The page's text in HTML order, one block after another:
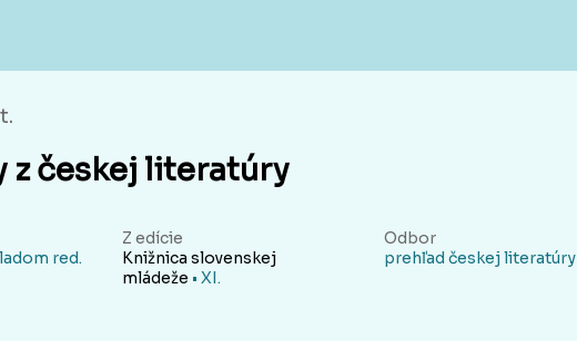
z českej literatúry
red.
Z edície
Knižnica slovenskej
mládeže • XI.
Odbor
prehľad českej literatúry